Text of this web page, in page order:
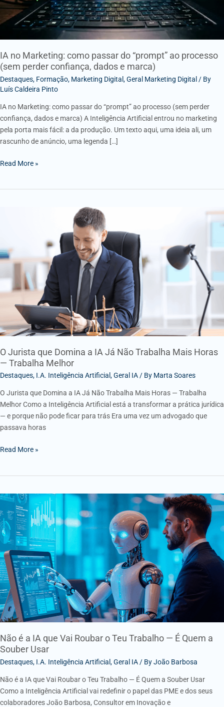
IA no Marketing: como passar do “prompt” ao processo
(sem perder confiança, dados e marca)
Destaques, Formação, Marketing Digital ,Geral Marketing Digital / By
Luís Caldeira Pinto
IA no Marketing: como passar do “prompt” ao processo (sem perder
confiança, dados e marca) A Inteligência Artificial entrou no marketing
pela porta mais fácil: a da produção. Um texto aqui, uma ideia ali, um
rascunho de anúncio, uma legenda […]
processo
(sem
dados
e
marca)
Read More »
O Jurista que Domina a IA Já Não Trabalha Mais Horas
— Trabalha Melhor
Destaques, I.A. Inteligência Artificial ,Geral IA/ By Marta Soares
O Jurista que Domina a IA Já Não Trabalha Mais Horas — Trabalha
Melhor Como a Inteligência Artificial está a transformar a prática jurídica
— e porque não pode ficar para trás Era uma vez um advogado que
passava horas
Domina
a
Já
Não
Trabalha
Horas
—
Trabalha
Melhor
Read More »
Não é a IA que Vai Roubar o Teu Trabalho — É Quem a
Souber Usar
Destaques, I.A. Inteligência Artificial ,Geral IA / ByJoão Barbosa
Não é a IA que Vai Roubar o Teu Trabalho — É Quem a Souber Usar
Como a Inteligência Artificial vai redefinir o papel das PME e dos seus
colaboradores João Barbosa, Consultor em Inovação e
Não
é
a
IA
que
Vai
Roubar
o
Teu
Trabalho
—
É
Quem
a
Souber